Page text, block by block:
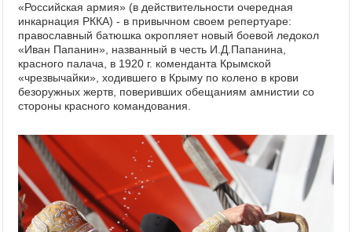
Рейтинги
Архив
Фототоп
Видеотоп
«Российская армия» (в действительности очередная
инкарнация РККА) - в привычном своем репертуаре:
православный батюшка окропляет новый боевой ледокол
«Иван Папанин», названный в честь И.Д.Папанина,
красного палача, в 1920 г. коменданта Крымской
«чрезвычайки», ходившего в Крыму по колено в крови
безоружных жертв, поверивших обещаниям амнистии со
стороны красного командования.